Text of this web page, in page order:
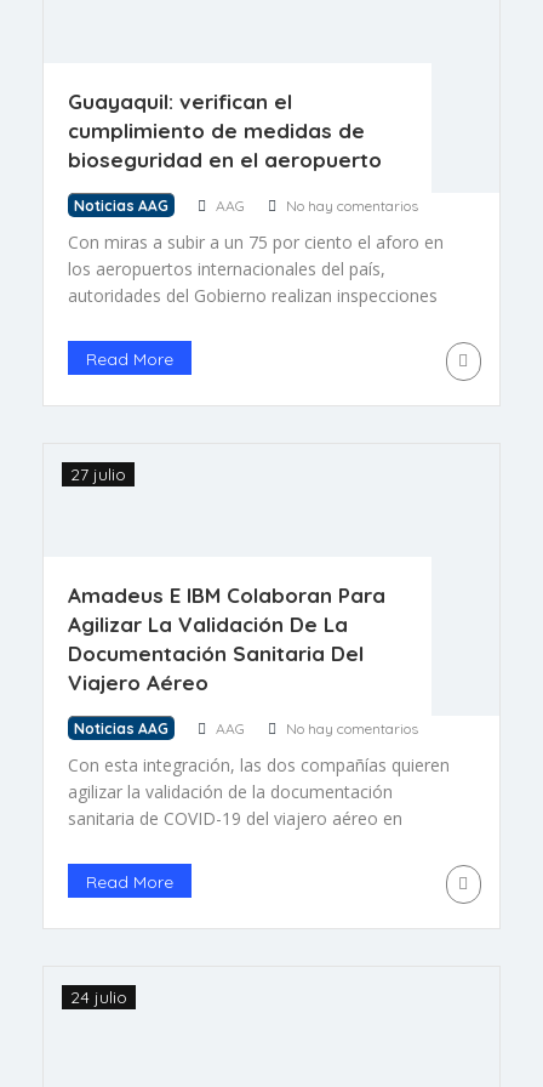
Guayaquil: verifican el
cumplimiento de medidas de
bioseguridad en el aeropuerto
Noticias AAG AAG No hay comentarios
Con miras a subir a un 75 por ciento el aforo en
los aeropuertos internacionales del país,
autoridades del Gobierno realizan inspecciones
están llevando los protocolos de bioseguridad
para prevenir la COVID-19.El subsecretario de
Transporte Aéreo, José Luis Aguilar, hizo un
Read More
Amadeus E IBM Colaboran Para
Agilizar La Validación De La
Documentación Sanitaria Del
Viajero Aéreo
27 julio
Noticias AAG AAG No hay comentarios
Con esta integración, las dos compañías quieren
agilizar la validación de la documentación
sanitaria de COVID-19 del viajero aéreo en
necesaria su presentación y, de esta forma, se
reducen las dificultades durante la facturación y
se fomenta el apoyo a las aerolíneas en su
Read More
24 julio